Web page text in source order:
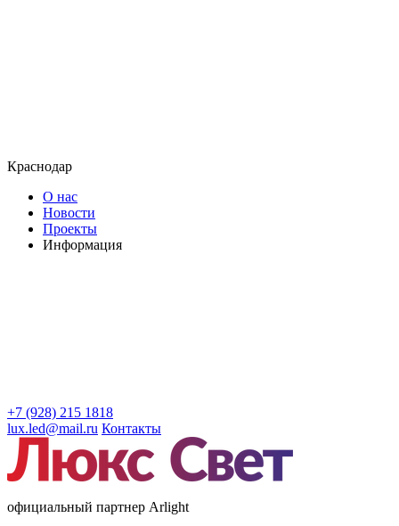
Краснодар
О нас
Новости
Проекты
Информация
+7 (928) 215 1818
lux.led@mail.ru Контакты
официальный партнер Arlight